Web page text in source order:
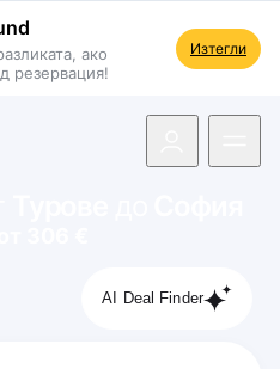
ако
резервация!
Изтегли
AI Deal Finder